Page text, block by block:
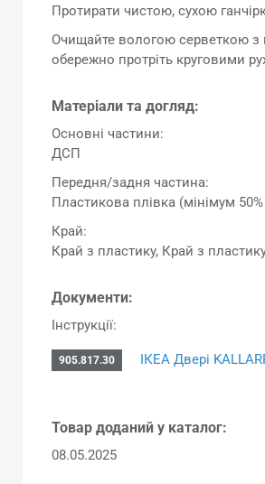
Протирати чистою, сухою
Очищайте вологою серветкою з
обережно протріть круговими
Матеріали та догляд:
Основні частини:
ДСП
Передня/задня частина:
Пластикова плівка (мінімум
Край:
Край з пластику, Край з
Документи:
Інструкції:
905.817.30 ІКЕА Двері
Товар доданий у каталог:
08.05.2025